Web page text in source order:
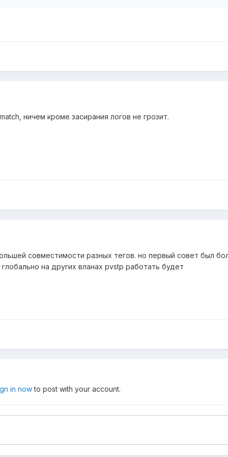
ничем кроме засирания логов не грозит.
совместимости разных тегов. но первый совет был
на других вланах pvstp работать будет
in nowto post with your account.